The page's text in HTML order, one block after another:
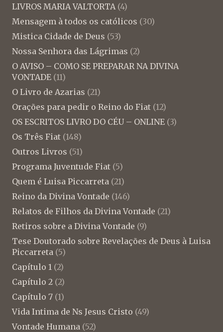
LIVROS MARIA VALTORTA (4)
Mensagem à todos os católicos (30)
Mistica Cidade de Deus (53)
Nossa Senhora das Lágrimas (2)
O AVISO – COMO SE PREPARAR NA DIVINA
VONTADE (11)
O Livro de Azarias (21)
Orações para pedir o Reino do Fiat (12)
OS ESCRITOS LIVRO DO CÉU – ONLINE (3)
Os Três Fiat (148)
Outros Livros (51)
Programa Juventude Fiat (5)
Quem é Luisa Piccarreta (21)
Reino da Divina Vontade (146)
Relatos de Filhos da Divina Vontade (21)
Retiros sobre a Divina Vontade (9)
Tese Doutorado sobre Revelações de Deus à Luisa
Piccarreta (5)
Capítulo 1 (2)
Capítulo 2 (2)
Capítulo 7 (1)
Vida Intima de Ns Jesus Cristo (49)
Vontade Humana (52)